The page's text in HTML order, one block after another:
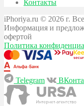
Контакты
iPhoriya.ru © 2026 г.
Информация и
офертой
Политика
Telegram